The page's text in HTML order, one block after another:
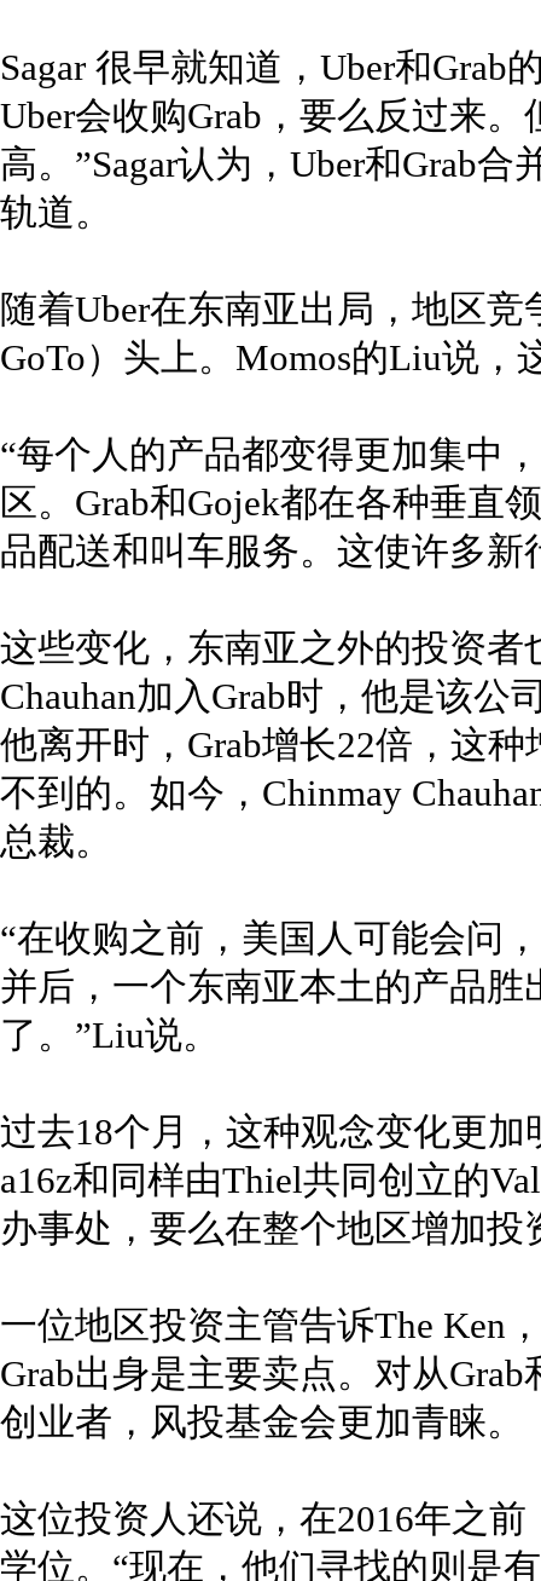
Sagar 很早就知道，Uber和Grab
Uber会收购Grab，要么反过来
高。”Sagar认为，Uber和Grab
轨道。
随着Uber在东南亚出局，地区
GoTo）头上。Momos的Liu说
“每个人的产品都变得更加集中
区。Grab和Gojek都在各种垂直
品配送和叫车服务。这使许多
这些变化，东南亚之外的投资者
Chauhan加入Grab时，他是该公
他离开时，Grab增长22倍，这
不到的。如今，Chinmay
总裁。
“在收购之前，美国人可能会问
并后，一个东南亚本土的产品
了。”Liu说。
过去18个月，这种观念变化更
a16z和同样由Thiel共同创立的
办事处，要么在整个地区增加投
一位地区投资主管告诉The Ken
Grab出身是主要卖点。对从
创业者，风投基金会更加青睐。
这位投资人还说，在2016年之
学位。“现在，他们寻找的则是